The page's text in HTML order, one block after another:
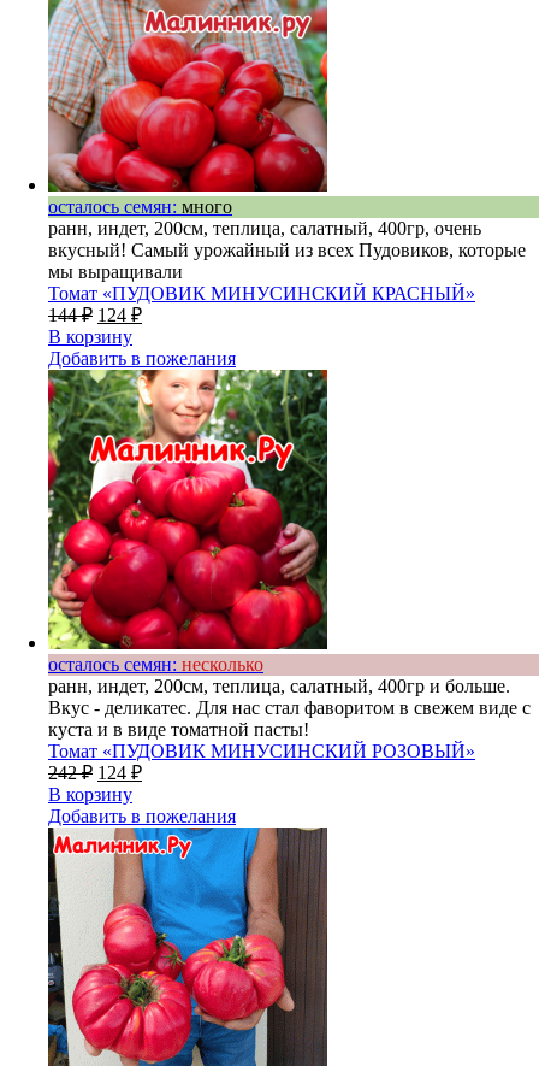
осталось семян: много
ранн, индет, 200см, теплица, салатный, 400гр, очень
вкусный! Самый урожайный из всех Пудовиков, которые
мы выращивали
Томат «ПУДОВИК МИНУСИНСКИЙ КРАСНЫЙ»
144₽ 124 ₽
В корзину
Добавить в пожелания
осталось семян: несколько
ранн, индет, 200см, теплица, салатный, 400гр и больше.
Вкус - деликатес. Для нас стал фаворитом в свежем виде с
куста и в виде томатной пасты!
Томат «ПУДОВИК МИНУСИНСКИЙ РОЗОВЫЙ»
242₽ 124 ₽
В корзину
Добавить в пожелания